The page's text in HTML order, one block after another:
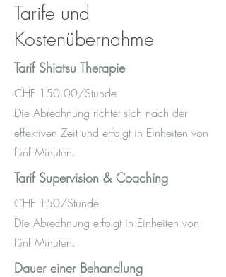
Tarife und
Kostenübernahme
Tarif Shiatsu Therapie
CHF 150.00/Stunde
Die Abrechnung richtet sich nach der
effektiven Zeit und erfolgt in Einheiten von
fünf Minuten.
Tarif Supervision & Coaching
CHF 150/Stunde
Die Abrechnung erfolgt in Einheiten von
fünf Minuten.
Dauer einer Behandlung